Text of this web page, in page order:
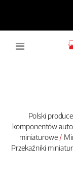
Polski
komponentów
miniaturowe
Przekaźniki